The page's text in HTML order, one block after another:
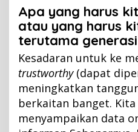
Apa yang harus
atau yang harus
terutama
Kesadaran untuk ke
trustworthy(dapat
meningkatkan
berkaitan banget.
menyampaikan data